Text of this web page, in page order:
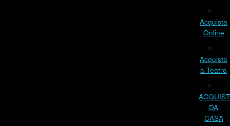
Acquista
Online
Acquista
a Teatro
DA
CASA